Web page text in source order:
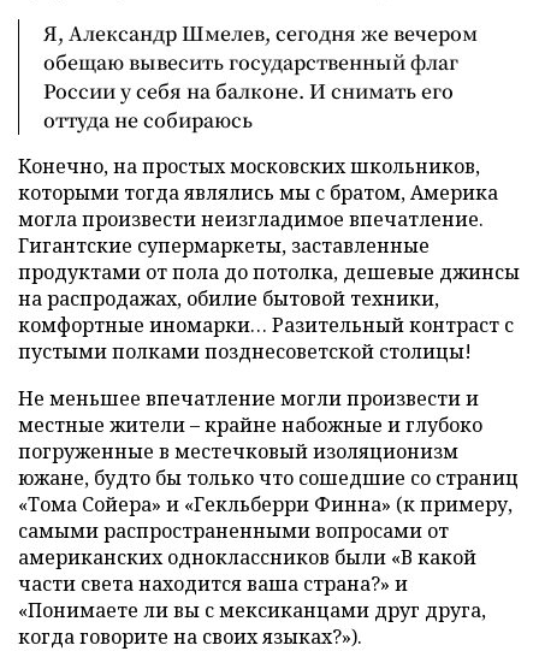
Я, Александр Шмелев, сегодня же вечером
обещаю вывесить государственный флаг
России у себя на балконе. И снимать его
оттуда не собираюсь
Конечно, на простых московских школьников,
которыми тогда являлись мы с братом, Америка
могла произвести неизгладимое впечатление.
Гигантские супермаркеты, заставленные
продуктами от пола до потолка, дешевые джинсы
на распродажах, обилие бытовой техники,
комфортные иномарки… Разительный контраст с
пустыми полками позднесоветской столицы!
Не меньшее впечатление могли произвести и
местные жители – крайне набожные и глубоко
погруженные в местечковый изоляционизм
южане, будто бы только что сошедшие со страниц
«Тома Сойера» и «Гекльберри Финна» (к примеру,
самыми распространенными вопросами от
американских одноклассников были «В какой
части света находится ваша страна?» и
«Понимаете ли вы с мексиканцами друг друга,
когда говорите на своих языках?»).